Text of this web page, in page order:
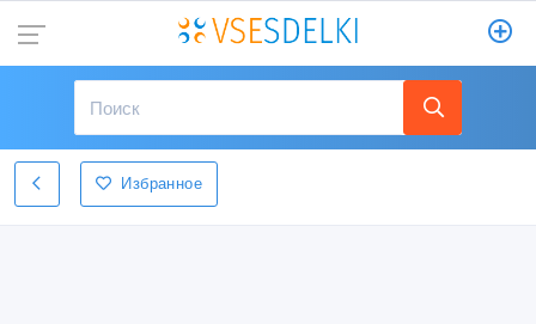
Избранное